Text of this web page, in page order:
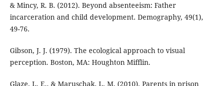
& Mincy, R. B. (2012). Beyond absenteeism: Father
incarceration and child development. Demography, 49(1),
49-76.
Gibson, J. J. (1979). The ecological approach to visual
perception. Boston, MA: Houghton Mifflin.
Glaze, L. E., & Maruschak, L. M. (2010). Parents in prison